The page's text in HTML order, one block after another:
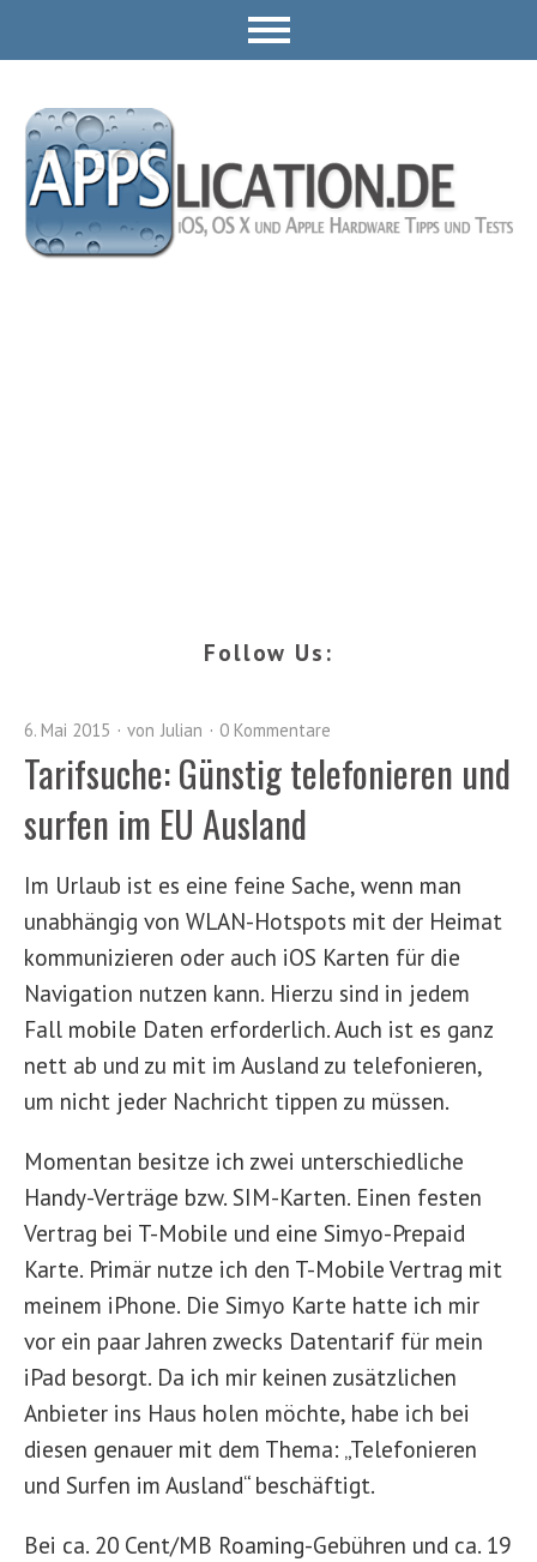
Follow Us:
6. Mai 2015 von Julian 0 Kommentare
Tarifsuche: Günstig telefonieren und
surfen im EU Ausland
Im Urlaub ist es eine feine Sache, wenn man
unabhängig von WLAN-Hotspots mit der Heimat
kommunizieren oder auch iOS Karten für die
Navigation nutzen kann. Hierzu sind in jedem
Fall mobile Daten erforderlich. Auch ist es ganz
nett ab und zu mit im Ausland zu telefonieren,
um nicht jeder Nachricht tippen zu müssen.
Momentan besitze ich zwei unterschiedliche
Handy-Verträge bzw. SIM-Karten. Einen festen
Vertrag bei T-Mobile und eine Simyo-Prepaid
Karte. Primär nutze ich den T-Mobile Vertrag mit
meinem iPhone. Die Simyo Karte hatte ich mir
vor ein paar Jahren zwecks Datentarif für mein
iPad besorgt. Da ich mir keinen zusätzlichen
Anbieter ins Haus holen möchte, habe ich bei
diesen genauer mit dem Thema: „Telefonieren
und Surfen im Ausland“ beschäftigt.
Bei ca. 20 Cent/MB Roaming-Gebühren und ca. 19